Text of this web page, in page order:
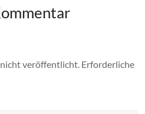
veröffentlicht. Erforderliche